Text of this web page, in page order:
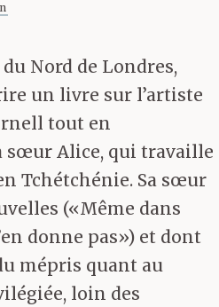
Nord de Londres,
un livre sur l’artiste
tout en
sœur Alice, qui travaille
Tchétchénie. Sa sœur
(«Même dans
donne pas») et dont
mépris quant au
loin des